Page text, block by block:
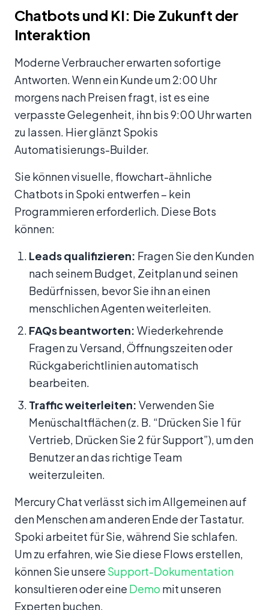
Chatbots und KI: Die Zukunft der
Interaktion
Moderne Verbraucher erwarten sofortige
Antworten. Wenn ein Kunde um 2:00 Uhr
morgens nach Preisen fragt, ist es eine
verpasste Gelegenheit, ihn bis 9:00 Uhr warten
zu lassen. Hier glänzt Spokis
Automatisierungs-Builder.
Sie können visuelle, flowchart-ähnliche
Chatbots in Spoki entwerfen – kein
Programmieren erforderlich. Diese Bots
können:
Leads qualifizieren: Fragen Sie den Kunden
nach seinem Budget, Zeitplan und seinen
Bedürfnissen, bevor Sie ihn an einen
menschlichen Agenten weiterleiten.
FAQs beantworten: Wiederkehrende
Fragen zu Versand, Öffnungszeiten oder
Rückgaberichtlinien automatisch
bearbeiten.
Traffic weiterleiten: Verwenden Sie
Menüschaltflächen (z. B. “Drücken Sie 1 für
Vertrieb, Drücken Sie 2 für Support”), um den
Benutzer an das richtige Team
weiterzuleiten.
Mercury Chat verlässt sich im Allgemeinen auf
den Menschen am anderen Ende der Tastatur.
Spoki arbeitet für Sie, während Sie schlafen.
Um zu erfahren, wie Sie diese Flows erstellen,
können Sie unsere Support-Dokumentation
konsultieren oder eine Demo mit unseren
Experten buchen.